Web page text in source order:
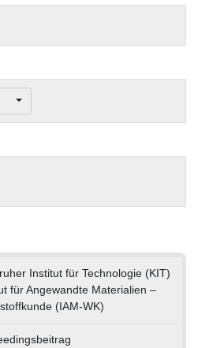
Institut für Technologie (KIT)
für Angewandte Materialien –
(IAM-WK)